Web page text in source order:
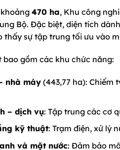
470 ha, Khu công
Bộ. Đặc biệt, diện tích
thấy sự tập trung tối ưu vào
bao gồm các khu chức năng:
nhà máy(443,77 ha): Chiếm
– dịch vụ: Tập trung các cơ
kỹ thuật: Trạm điện, xử lý
và mặt nước: Đảm bảo